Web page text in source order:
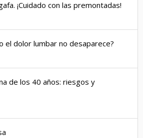
¡Cuidado con las premontadas!
el dolor lumbar no desaparece?
de los 40 años: riesgos y